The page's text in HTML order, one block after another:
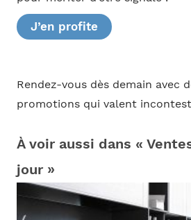
J’en profite
Rendez-vous dès demain avec
promotions qui valent
À voir aussi dans «
jour »